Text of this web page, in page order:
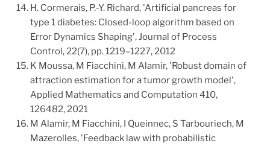
H. Cormerais, P.-Y. Richard, 'Artificial pancreas for
type 1 diabetes: Closed-loop algorithm based on
Error Dynamics Shaping', Journal of Process
Control, 22(7), pp. 1219–1227, 2012
K Moussa, M Fiacchini, M Alamir, 'Robust domain of
attraction estimation for a tumor growth model',
Applied Mathematics and Computation 410,
126482, 2021
M Alamir, M Fiacchini, I Queinnec, S Tarbouriech, M
Mazerolles, 'Feedback law with probabilistic